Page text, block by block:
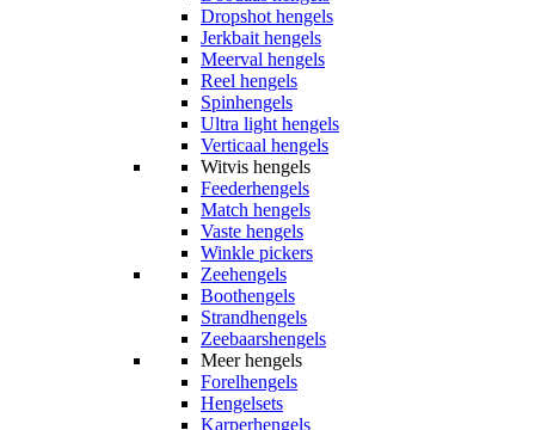
Dropshot hengels
Jerkbait hengels
Meerval hengels
Reel hengels
Spinhengels
Ultra light hengels
Verticaal hengels
Witvis hengels
Feederhengels
Match hengels
Vaste hengels
Winkle pickers
Zeehengels
Boothengels
Strandhengels
Zeebaarshengels
Meer hengels
Forelhengels
Hengelsets
Karperhengels